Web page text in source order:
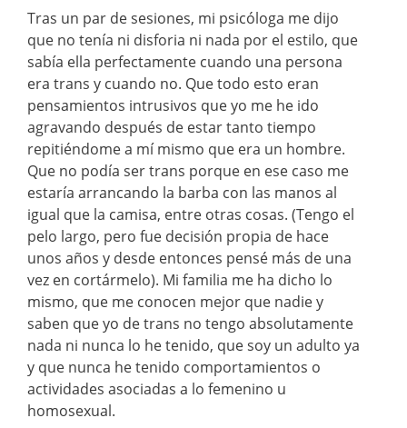
Tras un par de sesiones, mi psicóloga me dijo
que no tenía ni disforia ni nada por el estilo, que
sabía ella perfectamente cuando una persona
era trans y cuando no. Que todo esto eran
pensamientos intrusivos que yo me he ido
agravando después de estar tanto tiempo
repitiéndome a mí mismo que era un hombre.
Que no podía ser trans porque en ese caso me
estaría arrancando la barba con las manos al
igual que la camisa, entre otras cosas. (Tengo el
pelo largo, pero fue decisión propia de hace
unos años y desde entonces pensé más de una
vez en cortármelo). Mi familia me ha dicho lo
mismo, que me conocen mejor que nadie y
saben que yo de trans no tengo absolutamente
nada ni nunca lo he tenido, que soy un adulto ya
y que nunca he tenido comportamientos o
actividades asociadas a lo femenino u
homosexual.